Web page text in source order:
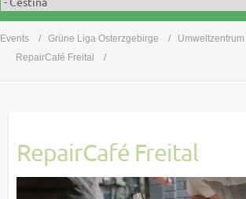
n
Events Grüne Liga Osterzgebirge
Umweltzentrum
RepairCafé Freital
RepairCafé Freital